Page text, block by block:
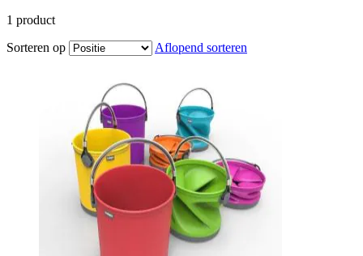
1 product
Sorteren op
Aflopend sorteren